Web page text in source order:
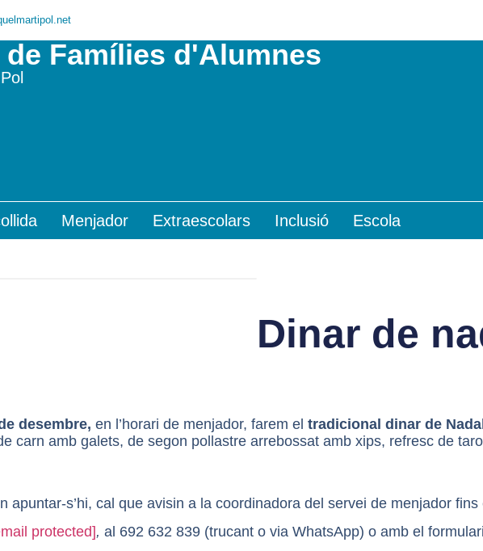
Famílies d'Alumnes
Menjador Extraescolars Inclusió Escola
Dinar de
desembre, en l’horari de menjador, farem el tradicional dinar de
carn amb galets, de segon pollastre arrebossat amb xips, refresc de
apuntar-s’hi, cal que avisin a la coordinadora del servei de menjador
protected], al 692 632 839 (trucant o via WhatsApp) o amb el